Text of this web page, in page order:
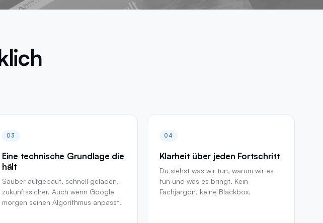
03
Eine technische Grundlage die
hält
Sauber aufgebaut, schnell geladen,
zukunftssicher. Auch wenn Google
morgen seinen Algorithmus anpasst.
04
Klarheit über jeden Fortschritt
Du siehst was wir tun, warum wir es
tun und was es bringt. Kein
Fachjargon, keine Blackbox.